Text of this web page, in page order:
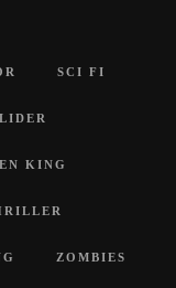
SCI FI
KING
ZOMBIES